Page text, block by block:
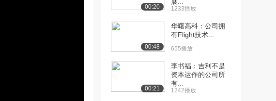
00:20 1233播放
00:48
华曙高科：公司拥
有Flight技术...
655播放
00:21
李书福：吉利不是
资本运作的公司所
有...
1242播放